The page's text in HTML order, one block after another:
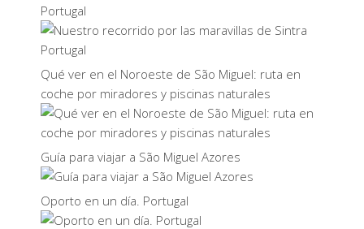
Portugal
Qué ver en el Noroeste de São Miguel: ruta en
coche por miradores y piscinas naturales
Guía para viajar a São Miguel Azores
Oporto en un día. Portugal